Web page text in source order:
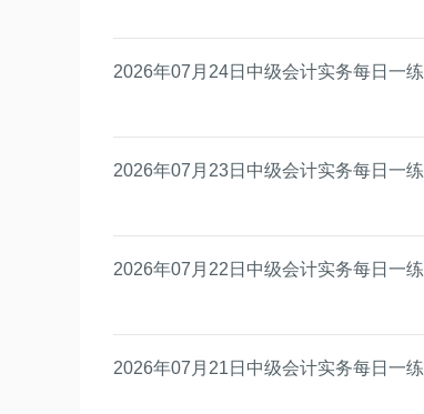
2026年07月24日中级会计实务每日一练
2026年07月23日中级会计实务每日一练
2026年07月22日中级会计实务每日一练
2026年07月21日中级会计实务每日一练